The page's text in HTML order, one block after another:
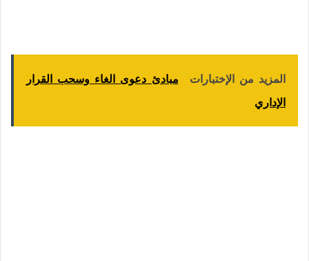
المزيد من الإختبارات
مبادئ دعوى الغاء وسحب القرار
الإداري